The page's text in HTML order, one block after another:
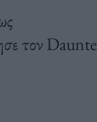
τον Daunte